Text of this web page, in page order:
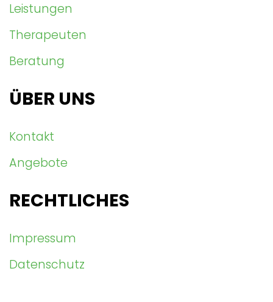
Leistungen
Therapeuten
Beratung
ÜBER UNS
Kontakt
Angebote
RECHTLICHES
Impressum
Datenschutz